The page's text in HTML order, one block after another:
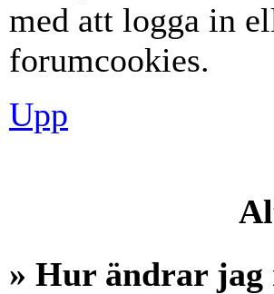
med att logga in
forumcookies.
Upp
» Hur ändrar